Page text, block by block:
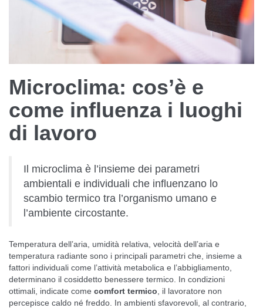
Microclima: cos’è e
come influenza i luoghi
di lavoro
Il microclima è l’insieme dei parametri
ambientali e individuali che influenzano lo
scambio termico tra l’organismo umano e
l’ambiente circostante.
Temperatura dell’aria, umidità relativa, velocità dell’aria e
temperatura radiante sono i principali parametri che, insieme a
fattori individuali come l’attività metabolica e l’abbigliamento,
determinano il cosiddetto benessere termico. In condizioni
ottimali, indicate come comfort termico , il lavoratore non
percepisce caldo né freddo. In ambienti sfavorevoli, al contrario,